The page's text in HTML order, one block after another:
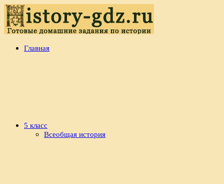
Перейти
к
содержимому
history-
ГотовыеГлавная
5 класс
Всеобщая история